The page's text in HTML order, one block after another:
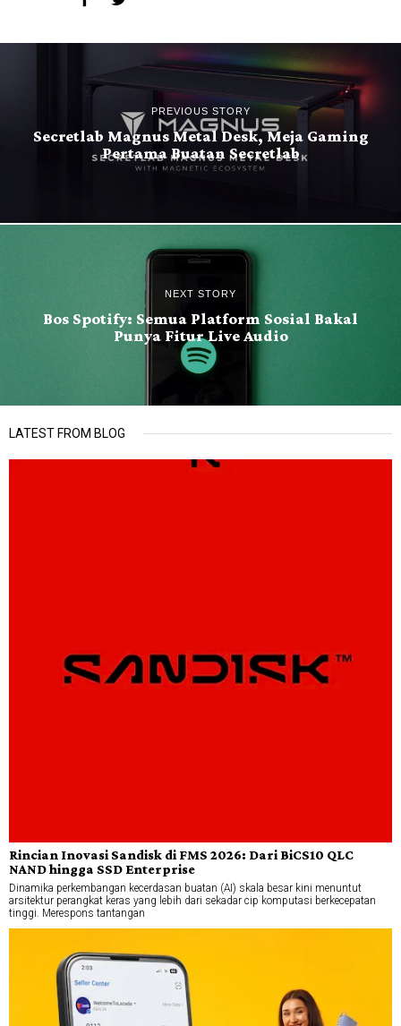
PREVIOUS STORY
Secretlab Magnus Metal Desk, Meja Gaming
Pertama Buatan Secretlab
NEXT STORY
Bos Spotify: Semua Platform Sosial Bakal
Punya Fitur Live Audio
LATEST FROM BLOG
Rincian Inovasi Sandisk di FMS 2026: Dari BiCS10 QLC
NAND hingga SSD Enterprise
Dinamika perkembangan kecerdasan buatan (AI) skala besar kini menuntut
arsitektur perangkat keras yang lebih dari sekadar cip komputasi berkecepatan
tinggi. Merespons tantangan